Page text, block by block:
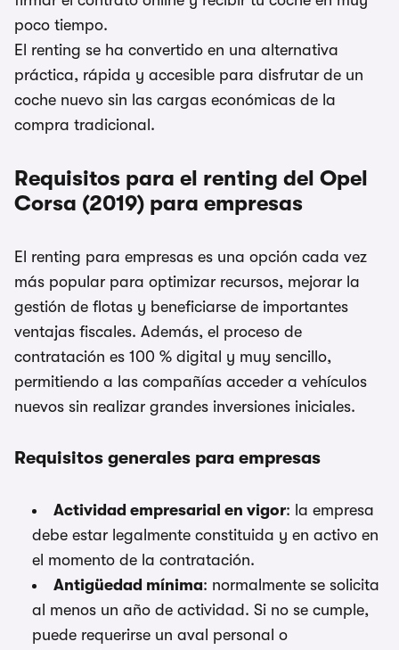
poco tiempo.
El renting se ha convertido en una alternativa
práctica, rápida y accesible para disfrutar de un
coche nuevo sin las cargas económicas de la
compra tradicional.
Requisitos para el renting del Opel
Corsa (2019) para empresas
El renting para empresas es una opción cada vez
más popular para optimizar recursos, mejorar la
gestión de flotas y beneficiarse de importantes
ventajas fiscales. Además, el proceso de
contratación es 100 % digital y muy sencillo,
permitiendo a las compañías acceder a vehículos
nuevos sin realizar grandes inversiones iniciales.
Requisitos generales para empresas
Actividad empresarial en vigor: la empresa
debe estar legalmente constituida y en activo en
el momento de la contratación.
Antigüedad mínima: normalmente se solicita
al menos un año de actividad. Si no se cumple,
puede requerirse un aval personal o